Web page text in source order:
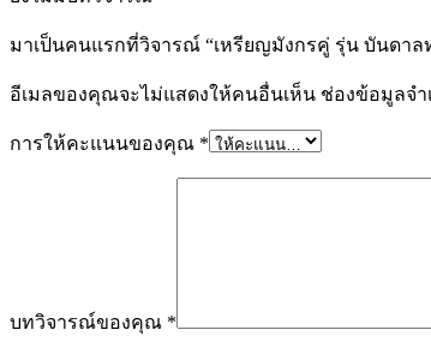
มาเป็นคนแรกที่วิจารณ์ “เหรียญมังกรคู่ รุ่น บันดาล
อีเมลของคุณจะไม่แสดงให้คนอื่นเห็น ช่องข้อมูลจำ
การให้คะแนนของคุณ *
บทวิจารณ์ของคุณ *